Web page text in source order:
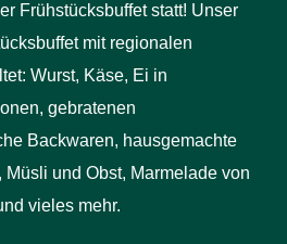
Frühstücksbuffet statt! Unser
mit regionalen
Wurst, Käse, Ei in
gebratenen
Backwaren, hausgemachte
und Obst, Marmelade von
vieles mehr.